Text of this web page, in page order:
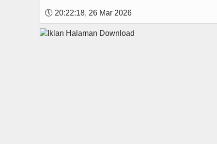
🕔 20:22:18, 26 Mar 2026